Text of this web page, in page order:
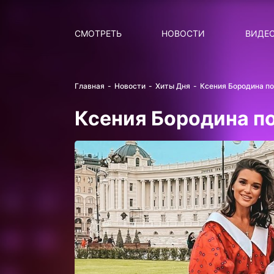
СМОТРЕТЬ НОВОСТИ
Главная Новости Хиты Дня Ксения Бородина
Ксения Бородина